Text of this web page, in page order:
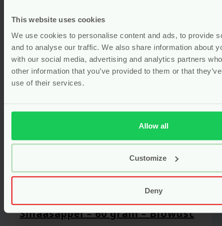
This website uses cookies
We use cookies to personalise content and ads, to provide
and to analyse our traffic. We also share information about
with our social media, advertising and analytics partners
other information that you’ve provided to them or that
use of their services.
Allow all
Customize
Deny
Scheerzeep Bergamot & Zoete
Sinaasappel – 60 gram – Biowust